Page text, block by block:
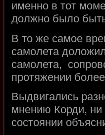
именно в тот
должно было
В то же самое
самолета
самолета,
протяжении
Выдвигались
мнению Корди, ни
состоянии